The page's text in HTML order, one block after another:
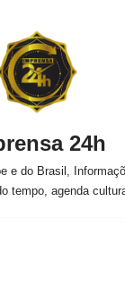
24h
e do Brasil,
tempo, agenda